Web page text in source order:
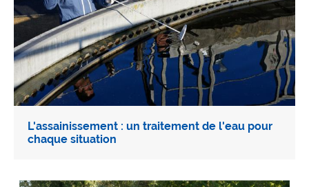
L'assainissement : un traitement de l'eau pour
chaque situation